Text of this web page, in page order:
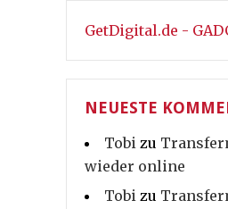
GetDigital.de -
NEUESTE
Tobi zu
wieder online
Tobi zu